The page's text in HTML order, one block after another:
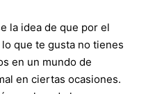
la idea de que por el
que te gusta no tienes
en un mundo de
en ciertas ocasiones.